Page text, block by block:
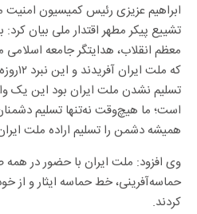
ابراهیم عزیزی رئیس کمیسیون
تشییع پیکر مطهر اقتدار ملی بیان
معظم انقلاب، هدایتگر جامعه
که
تسلیم نشدن ملت ایران بود این یک
است؛ ما هیچ‌وقت نه‌تنها تسلیم
همیشه دشمن را تسلیم اراده ملت
وی افزود: ملت ایران با حضور در همه
حماسه‌آفرینی، خط حماسه ایثار و از
کردند.